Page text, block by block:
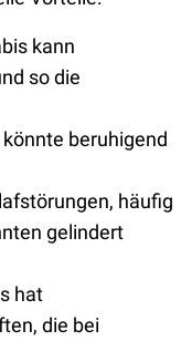
kann
so die
könnte beruhigend
häufig
gelindert
hat
die bei